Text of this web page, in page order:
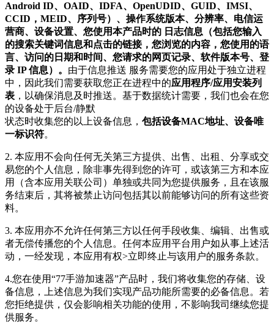
Android ID、OAID、IDFA、OpenUDID、GUID、IMSI、
CCID，MEID、序列号）、操作系统版本、分辨率、电信运
营商、设备设置、您使用本产品时的 日志信息（包括您输入
的搜索关键词信息和点击的链接，您浏览的内容，您使用的语
言、访问的日期和时间、您请求的网页记录、软件版本号、登
录 IP 信息）。 由于信息推送 服务需要您的应用处于独立进程
中，因此我们需要获取您正在进程中的应用程序/应用安装列
表 ，以确保消息及时推送。基于数据统计需要，我们也会在您
的设备处于后台/静默
状态时收集您的以上设备信息， 包括设备MAC地址、设备唯
一标识符。
2. 本应用不会向任何无关第三方提供、出售、出租、分享或交
易您的个人信息，除非事先得到您的许可，或该第三方和本应
用（含本应用关联公司）单独或共同为您提供服务，且在该服
务结束后，其将被禁止访问包括其以前能够访问的所有这些资
料。
3. 本应用亦不允许任何第三方以任何手段收集、编辑、出售或
者无偿传播您的个人信息。任何本应用平台用户如从事上述活
动，一经发现，本应用有权>立即终止与该用户的服务条款。
4.您在使用“77手游加速器”产品时，我们将收集您的存储、设
备信息，上述信息为我们实现产品功能所需要的必备信息。若
您拒绝提供，仅会影响相关功能的使用，不影响我司继续您提
供服务。